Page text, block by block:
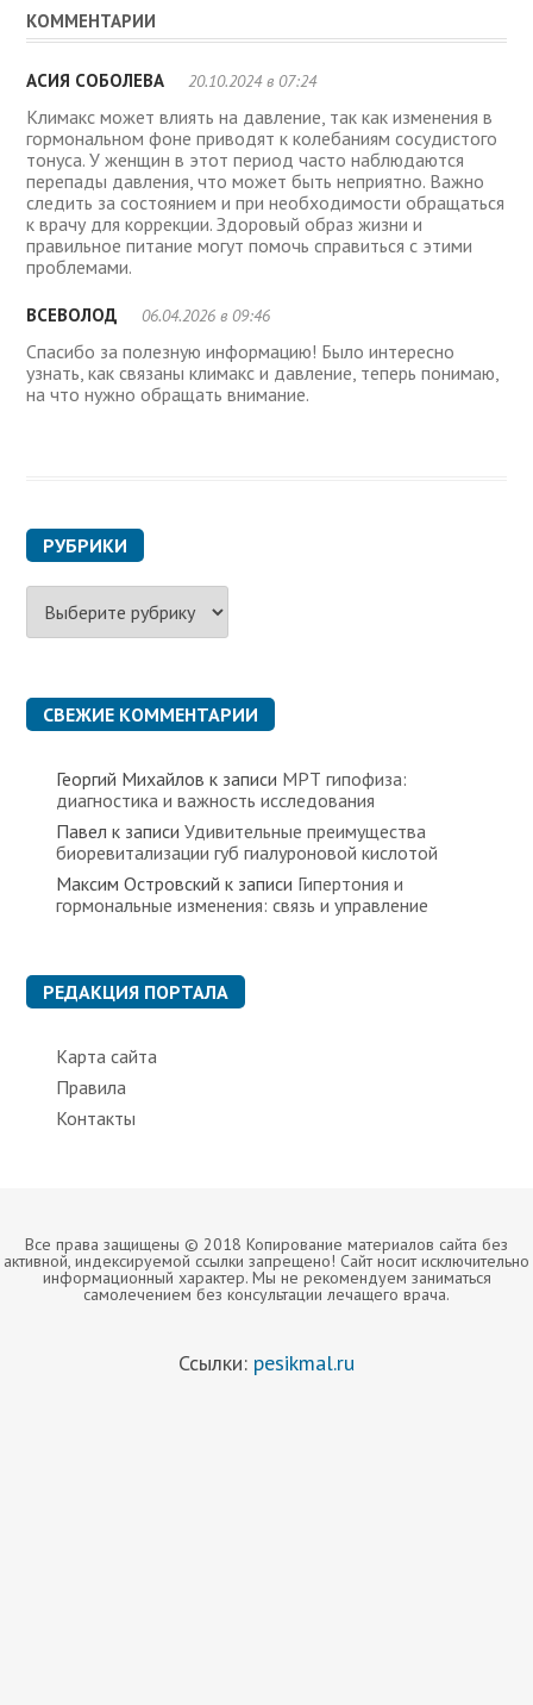
КОММЕНТАРИИ
АСИЯ СОБОЛЕВА 20.10.2024 в 07:24
Климакс может влиять на давление, так как изменения в
гормональном фоне приводят к колебаниям сосудистого
тонуса. У женщин в этот период часто наблюдаются
перепады давления, что может быть неприятно. Важно
следить за состоянием и при необходимости обращаться
к врачу для коррекции. Здоровый образ жизни и
правильное питание могут помочь справиться с этими
проблемами.
ВСЕВОЛОД 06.04.2026 в 09:46
Спасибо за полезную информацию! Было интересно
узнать, как связаны климакс и давление, теперь понимаю,
на что нужно обращать внимание.
РУБРИКИ
б
к
и СВЕЖИЕ КОММЕНТАРИИ
Георгий Михайлов к записи МРТ гипофиза:
диагностика и важность исследования
Павел к записиУдивительные преимущества
биоревитализации губ гиалуроновой кислотой
Максим Островский к записи Гипертония и
гормональные изменения: связь и управление
РЕДАКЦИЯ ПОРТАЛА
Карта сайта
Правила
Контакты
Все права защищены © 2018 Копирование материалов сайта без
активной, индексируемой ссылки запрещено! Сайт носит исключительно
информационный характер. Мы не рекомендуем заниматься
самолечением без консультации лечащего врача.
Ссылки: pesikmal.ru